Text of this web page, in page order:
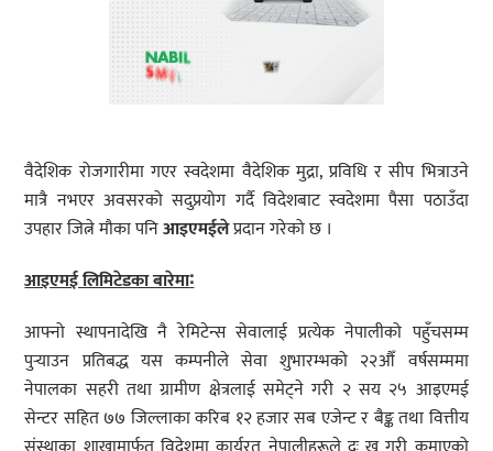
वैदेशिक रोजगारीमा गएर स्वदेशमा वैदेशिक मुद्रा, प्रविधि र सीप भित्राउने
मात्रै नभएर अवसरको सदुप्रयोग गर्दै विदेशबाट स्वदेशमा पैसा पठाउँदा
उपहार जित्ने मौका पनिआइएमईलेप्रदान गरेको छ ।
आइएमई लिमिटेडका बारेमा∶
आफ्नो स्थापनादेखि नै रेमिटेन्स सेवालाई प्रत्येक नेपालीको पहुँचसम्म
पुर्‍याउन प्रतिबद्ध यस कम्पनीले सेवा शुभारम्भको २२औँ वर्षसम्ममा
नेपालका सहरी तथा ग्रामीण क्षेत्रलाई समेट्ने गरी २ सय २५ आइएमई
सेन्टर सहित ७७ जिल्लाका करिब १२ हजार सब एजेन्ट र बैङ्क तथा वित्तीय